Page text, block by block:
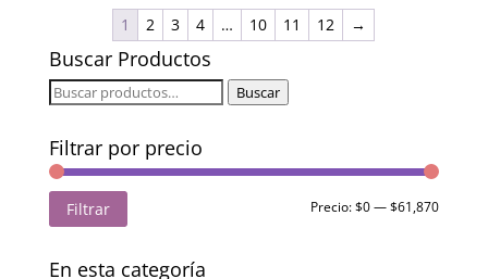
1 2 3 4 … 10 11 12 →
Buscar Productos
Buscar
Buscar
Filtrar por precio
Precio
Precio
Filtrar Precio:$0—$61,870
En esta categoría